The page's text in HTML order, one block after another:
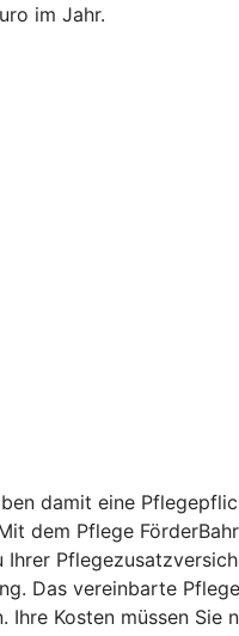
im Jahr.
damit eine
dem Pflege
Das vereinbarte
Kosten müssen Sie